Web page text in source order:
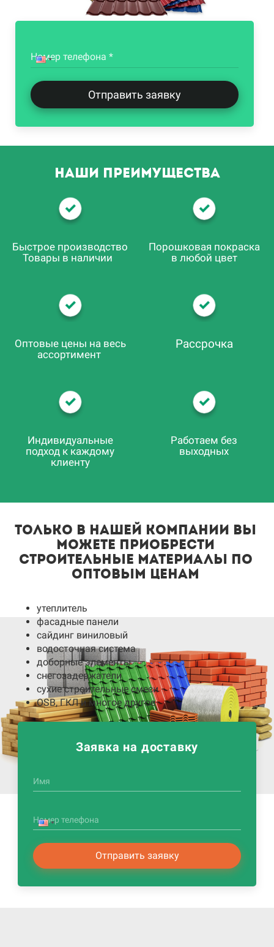
Номер телефона *
Отправить заявку
Наши преимущества
Быстрое производство
Товары в наличии
Порошковая покраска
в любой цвет
Оптовые цены на весь
ассортимент
Рассрочка
Индивидуальные
подход к каждому
клиенту
Работаем без
выходных
только в нашей компании вы
можете приобрести
строительные материалы по
оптовым ценам
утеплитель
фасадные панели
сайдинг виниловый
водосточная система
доборные элементы
снегозадержатели
сухие строительные смеси
OSB, ГКЛ и многое другое
Заявка на доставку
Имя
Номер телефона
Отправить заявку